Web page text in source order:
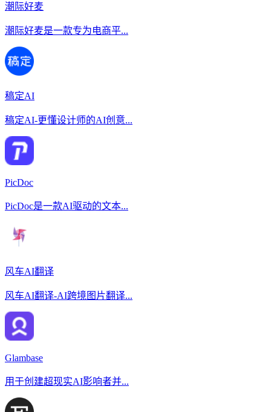
潮际好麦
潮际好麦是一款专为电商平...
稿定AI
稿定AI-更懂设计师的AI创意...
PicDoc
PicDoc是一款AI驱动的文本...
风车AI翻译
风车AI翻译-AI跨境图片翻译...
Glambase
用于创建超现实AI影响者并...